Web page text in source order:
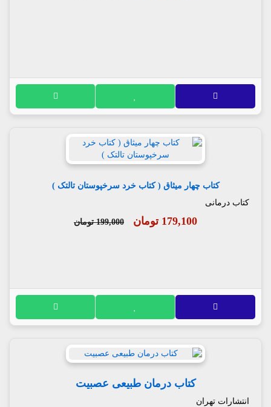
کتاب چهار میثاق ( کتاب خرد سرخپوستان تالتک )
کتاب درمانی
179,100 تومان 199,000 تومان
کتاب درمان طبیعی عصبیت
انتشارات تهران